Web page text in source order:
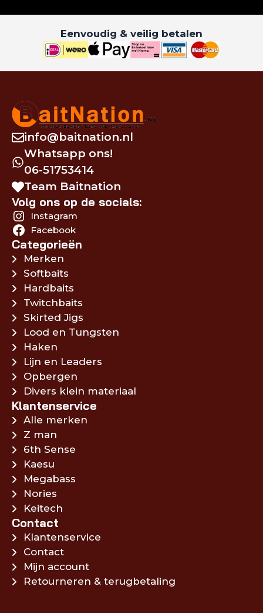
Eenvoudig & veilig betalen
info@baitnation.nl
Whatsapp ons!
06-51753414
Team Baitnation
Volg ons op de socials:
Instagram
Facebook
Categorieën
Merken
Softbaits
Hardbaits
Twitchbaits
Skirted Jigs
Lood en Tungsten
Haken
Lijn en Leaders
Opbergen
Divers klein materiaal
Klantenservice
Alle merken
Z man
6th Sense
Kaesu
Megabass
Nories
Keitech
Contact
Klantenservice
Contact
Mijn account
Retourneren & terugbetaling